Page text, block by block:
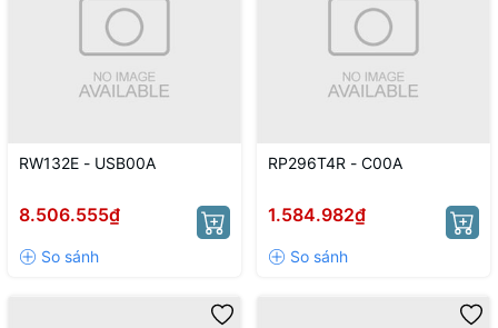
RW132E - USB00A
8.506.555₫
RP296T4R - C00A
1.584.982₫